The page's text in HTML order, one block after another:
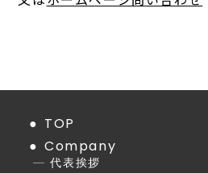
TOP
Company
代表挨拶